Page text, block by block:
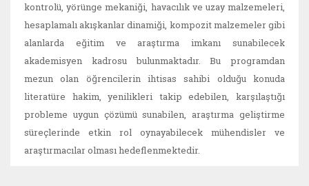
kontrolü, yörünge mekaniği, havacılık ve uzay malzemeleri,
hesaplamalı akışkanlar dinamiği, kompozit malzemeler gibi
alanlarda eğitim ve araştırma imkanı sunabilecek
akademisyen kadrosu bulunmaktadır. Bu programdan
mezun olan öğrencilerin ihtisas sahibi olduğu konuda
literatüre hakim, yenilikleri takip edebilen, karşılaştığı
probleme uygun çözümü sunabilen, araştırma geliştirme
süreçlerinde etkin rol oynayabilecek mühendisler ve
araştırmacılar olması hedeflenmektedir.